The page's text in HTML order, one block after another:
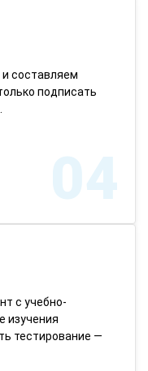
составляем
подписать
04
с учебно-
изучения
тестирование —